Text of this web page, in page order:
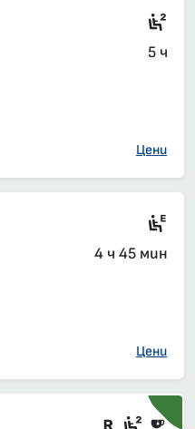
5 ч
Цени
4 ч 45 мин
Цени
Влак2-ра